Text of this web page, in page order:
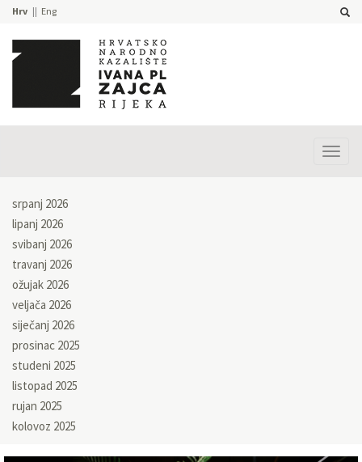
Hrv Eng
srpanj 2026
lipanj 2026
svibanj 2026
travanj 2026
ožujak 2026
veljača 2026
siječanj 2026
prosinac 2025
studeni 2025
listopad 2025
rujan 2025
kolovoz 2025